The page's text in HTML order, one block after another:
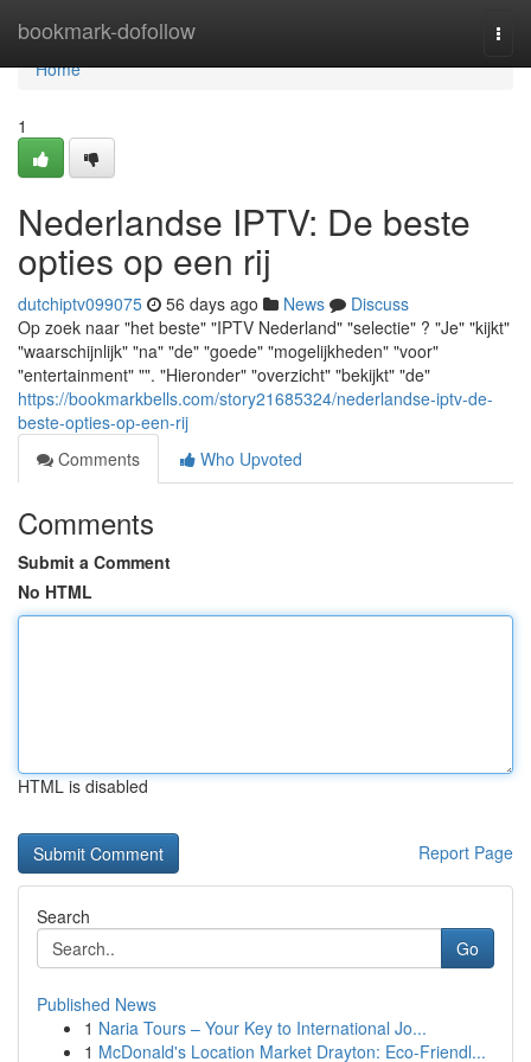
bookmark-dofollow
Home
Home
1
Nederlandse IPTV: De beste
opties op een rij
dutchiptv099075 56 days ago News
Discuss
Op zoek naar "het beste" "IPTV Nederland" "selectie" ? "Je" "kijkt"
"waarschijnlijk" "na" "de" "goede" "mogelijkheden" "voor"
"entertainment" "". "Hieronder" "overzicht" "bekijkt" "de"
https://bookmarkbells.com/story21685324/nederlandse-iptv-de-
beste-opties-op-een-rij
Comments
Who Upvoted
Comments
Submit a Comment
No HTML
HTML is disabled
Report Page
Search
Go
Published News
1 Naria Tours – Your Key to International Jo...
1 McDonald's Location Market Drayton: Eco-Friendl...